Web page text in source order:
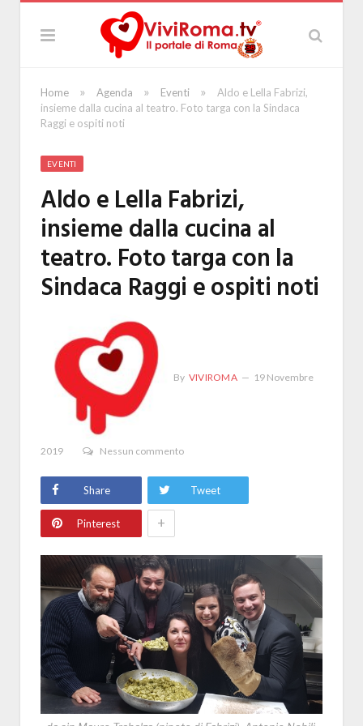
Home » Agenda » Eventi »
Aldo e Lella Fabrizi,
insieme dalla cucina al teatro. Foto targa con la Sindaca
Raggi e ospiti noti
EVENTI
Aldo e Lella Fabrizi,
insieme dalla cucina al
teatro. Foto targa con la
Sindaca Raggi e ospiti noti
By VIVIROMA 19 Novembre
2019 Nessun commento
Share Tweet
Pinterest +